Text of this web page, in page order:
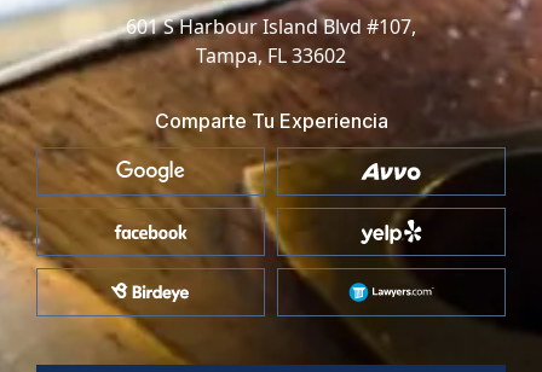
601 S Harbour Island Blvd #107,
Tampa, FL 33602
Comparte Tu Experiencia